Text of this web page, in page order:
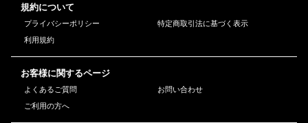
規約について
プライバシーポリシー
特定商取引法に基づく表示
利用規約
お客様に関するページ
よくあるご質問
お問い合わせ
ご利用の方へ